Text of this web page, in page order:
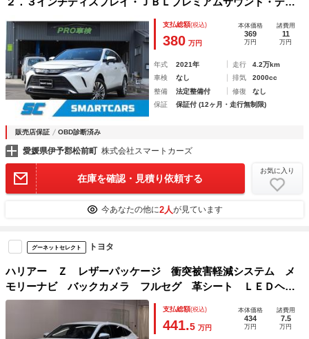
タルインナーミラー・レザーシート・ステアリングヒーター・
衝突安全装置・シートヒーター・パワーバックドア・セーフテ
ィーセンス
支払総額(税込)
380 万円
本体価格
369
万円
諸費用
11
万円
年式 2021年 走行
4.2万km
車検
なし 排気
2000cc
整備
法定整備付 修復
なし
保証
保証付 (12ヶ月・走行無制限)
販売店保証 OBD診断済み
愛媛県伊予郡松前町 株式会社スマートカーズ
在庫を確認・見積り依頼する
お気に入り
今あなたの他に2人が見ています
グーネットセレクト トヨタ
ハリアー Ｚ レザーパッケージ 衝突被害軽減システム メ
モリーナビ バックカメラ フルセグ 革シート ＬＥＤヘッ
ドランプ アルミホイール ドラレコ スマートキー オート
クルーズコントロール ＥＴＣ 盗難防止装置 電動シート
キーレス
支払総額(税込)
441.5 万円
本体価格
434
万円
諸費用
7.5
万円